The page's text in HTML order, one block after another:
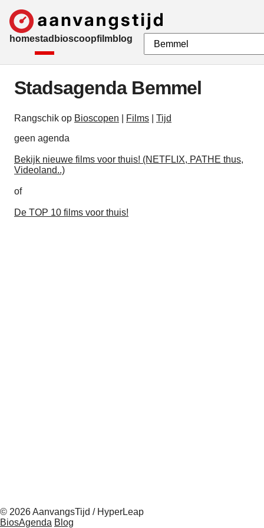
homestad bioscoopfilmblog
Stadsagenda Bemmel
Rangschik op Bioscopen Films
Tijd
geen agenda
Bekijk nieuwe films voor thuis! (NETFLIX, PATHE thus,
Videoland..)
of
De TOP 10 films voor thuis!
© 2026 AanvangsTijd / HyperLeap
BiosAgenda Blog